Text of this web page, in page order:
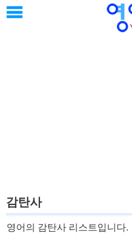
감탄사
영어의 감탄사 리스트입니다.